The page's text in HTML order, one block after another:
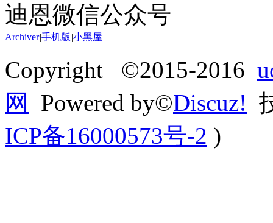
迪恩微信公众号
Archiver|手机版 |小黑屋|
Copyright ©2015-2016
网
Powered by©Discuz!
ICP备16000573号-2 )